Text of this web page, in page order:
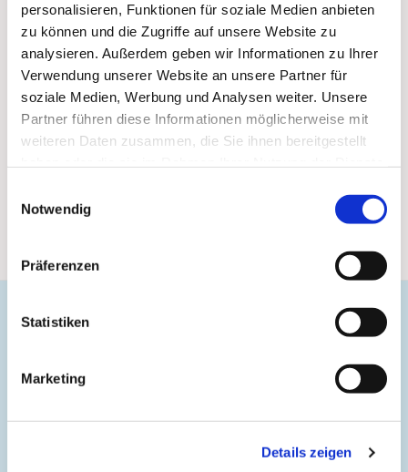
personalisieren, Funktionen für soziale Medien anbieten
zu können und die Zugriffe auf unsere Website zu
analysieren. Außerdem geben wir Informationen zu Ihrer
Verwendung unserer Website an unsere Partner für
soziale Medien, Werbung und Analysen weiter. Unsere
Partner führen diese Informationen möglicherweise mit
weiteren Daten zusammen, die Sie ihnen bereitgestellt
Notwendig
Präferenzen
Statistiken
Marketing
Details zeigen
Evangelische Gemeinde Unterbarmen Süd
42103 Wuppertal